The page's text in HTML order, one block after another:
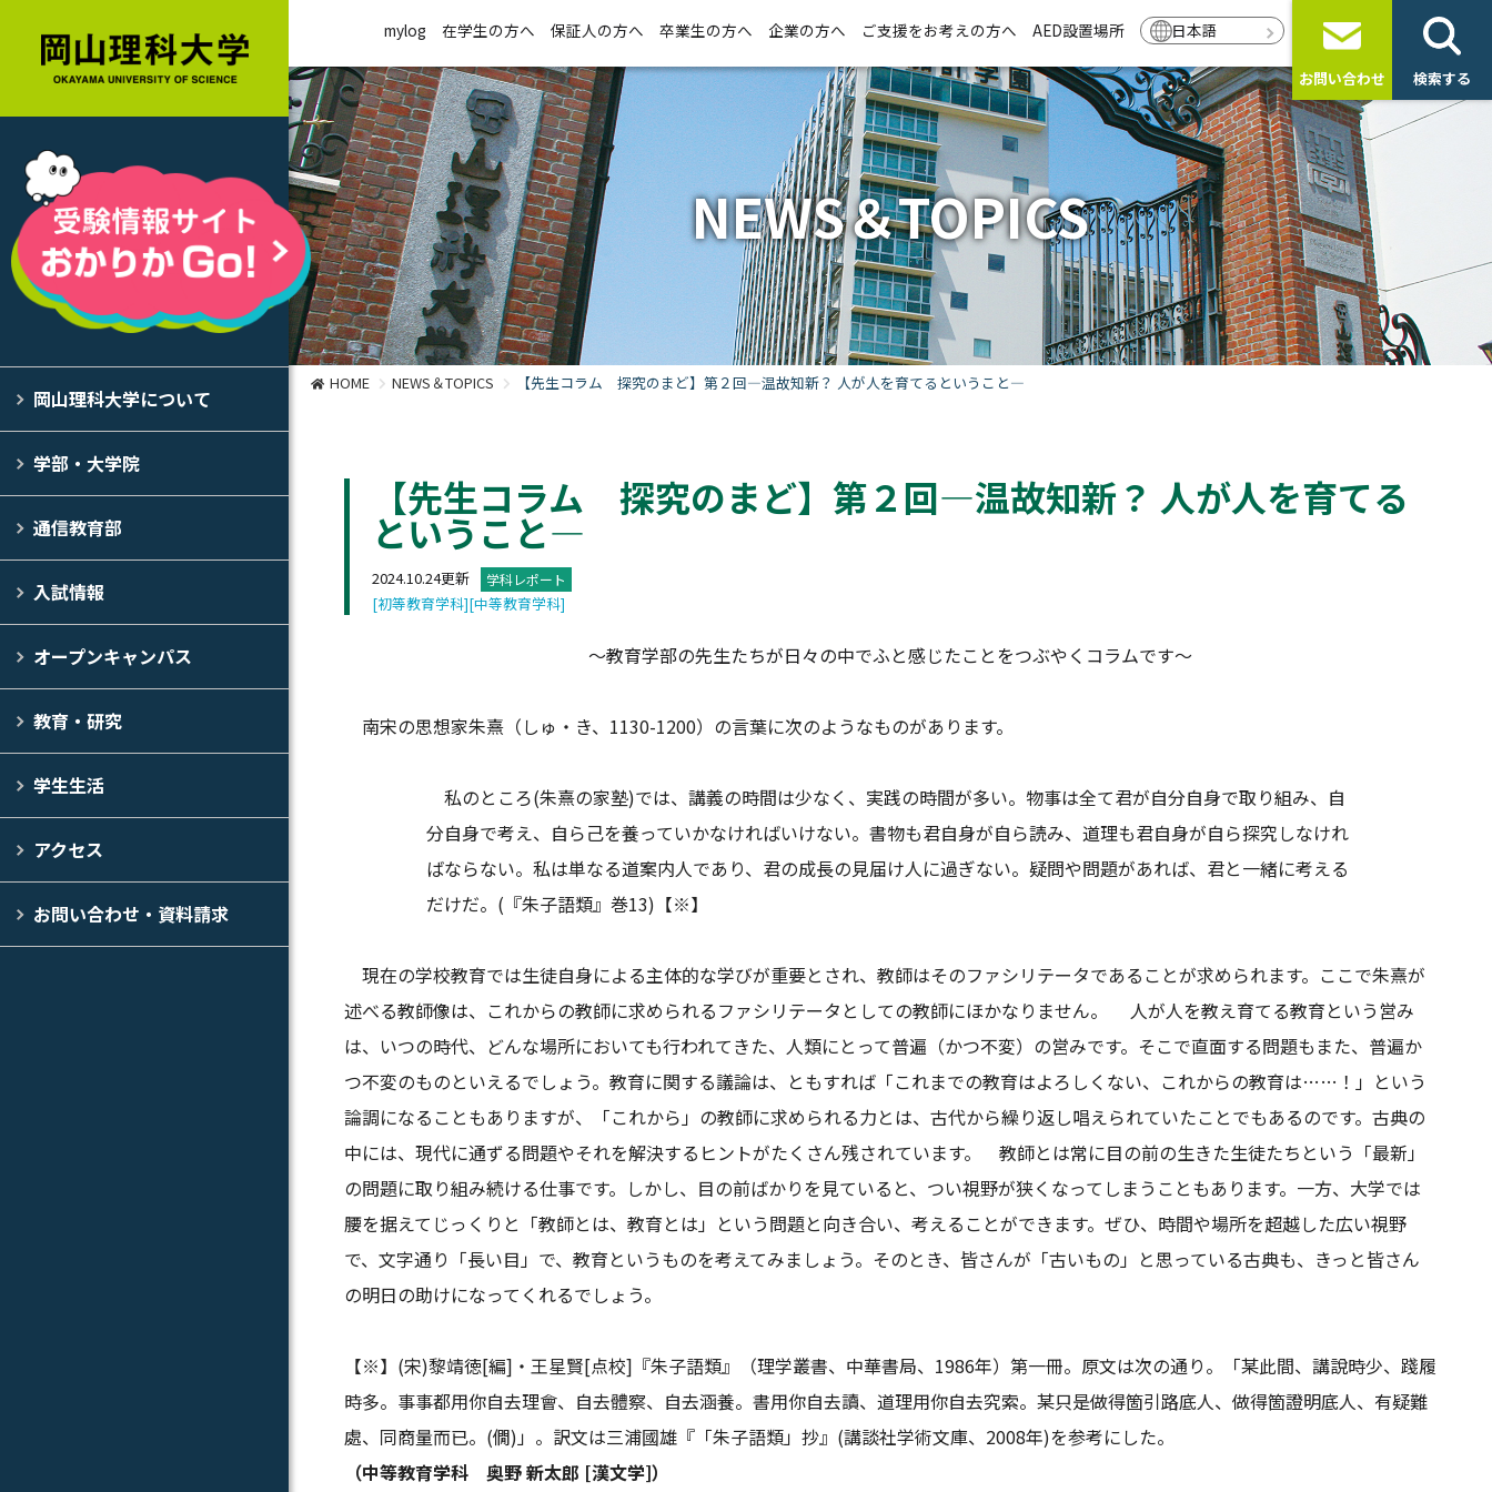
岡山理科大学について
学部・大学院
通信教育部
入試情報
オープンキャンパス
教育・研究
学生生活
アクセス
お問い合わせ・資料請求
mylog 在学生の方へ 保証人の方へ 卒業生の方へ 企業の方へ ご支援をお考えの方へ AED設置場所 日本語
お問い合わせ 検索する
NEWS＆TOPICS
HOME NEWS＆TOPICS 【先生コラム 探究のまど】第２回—温故知新？ 人が人を育てるということ―
【先生コラム 探究のまど】第２回—温故知新？ 人が人を育てる
ということ―
2024.10.24更新 学科レポート
[初等教育学科][中等教育学科]
～教育学部の先生たちが日々の中でふと感じたことをつぶやくコラムです～
南宋の思想家朱熹（しゅ・き、1130-1200）の言葉に次のようなものがあります。
私のところ(朱熹の家塾)では、講義の時間は少なく、実践の時間が多い。物事は全て君が自分自身で取り組み、自
分自身で考え、自ら己を養っていかなければいけない。書物も君自身が自ら読み、道理も君自身が自ら探究しなけれ
ばならない。私は単なる道案内人であり、君の成長の見届け人に過ぎない。疑問や問題があれば、君と一緒に考える
だけだ。(『朱子語類』巻13)【※】
現在の学校教育では生徒自身による主体的な学びが重要とされ、教師はそのファシリテータであることが求められます。ここで朱熹が
述べる教師像は、これからの教師に求められるファシリテータとしての教師にほかなりません。 人が人を教え育てる教育という営み
は、いつの時代、どんな場所においても行われてきた、人類にとって普遍（かつ不変）の営みです。そこで直面する問題もまた、普遍か
つ不変のものといえるでしょう。教育に関する議論は、ともすれば「これまでの教育はよろしくない、これからの教育は……！」という
論調になることもありますが、「これから」の教師に求められる力とは、古代から繰り返し唱えられていたことでもあるのです。古典の
中には、現代に通ずる問題やそれを解決するヒントがたくさん残されています。 教師とは常に目の前の生きた生徒たちという「最新」
の問題に取り組み続ける仕事です。しかし、目の前ばかりを見ていると、つい視野が狭くなってしまうこともあります。一方、大学では
腰を据えてじっくりと「教師とは、教育とは」という問題と向き合い、考えることができます。ぜひ、時間や場所を超越した広い視野
で、文字通り「長い目」で、教育というものを考えてみましょう。そのとき、皆さんが「古いもの」と思っている古典も、きっと皆さん
の明日の助けになってくれるでしょう。
【※】(宋)黎靖徳[編]・王星賢[点校]『朱子語類』（理学叢書、中華書局、1986年）第一冊。原文は次の通り。「某此間、講說時少、踐履
時多。事事都用你自去理會、自去體察、自去涵養。書用你自去讀、道理用你自去究索。某只是做得箇引路底人、做得箇證明底人、有疑難
處、同商量而已。(僩)」。訳文は三浦國雄『「朱子語類」抄』(講談社学術文庫、2008年)を参考にした。
（中等教育学科 奥野 新太郎 [漢文学]）